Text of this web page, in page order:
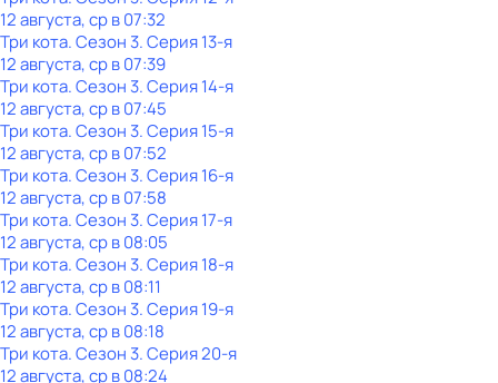
12 августа, ср в 07:32
Три кота. Сезон 3. Серия 13-я
12 августа, ср в 07:39
Три кота. Сезон 3. Серия 14-я
12 августа, ср в 07:45
Три кота. Сезон 3. Серия 15-я
12 августа, ср в 07:52
Три кота. Сезон 3. Серия 16-я
12 августа, ср в 07:58
Три кота. Сезон 3. Серия 17-я
12 августа, ср в 08:05
Три кота. Сезон 3. Серия 18-я
12 августа, ср в 08:11
Три кота. Сезон 3. Серия 19-я
12 августа, ср в 08:18
Три кота. Сезон 3. Серия 20-я
12 августа, ср в 08:24